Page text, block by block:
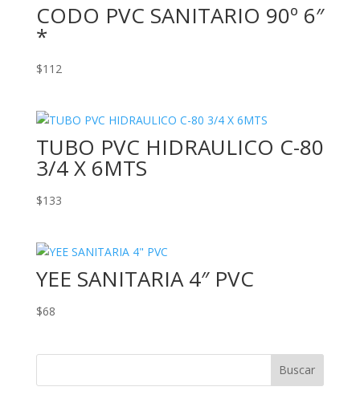
CODO PVC SANITARIO 90º 6″
*
$112
TUBO PVC HIDRAULICO C-80
3/4 X 6MTS
$133
YEE SANITARIA 4″ PVC
$68